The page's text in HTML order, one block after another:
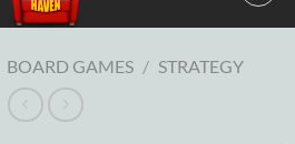
BOARD GAMES / STRATEGY